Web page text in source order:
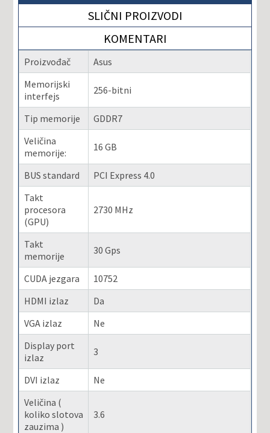
SLIČNI PROIZVODI
KOMENTARI
Proizvođač
Asus
Memorijski
interfejs
256-bitni
Tip memorije
GDDR7
Veličina
memorije:
16 GB
BUS standard
PCI Express 4.0
Takt
procesora
(GPU)
2730 MHz
Takt
memorije
30 Gps
CUDA jezgara
10752
HDMI izlaz
Da
VGA izlaz
Ne
Display port
izlaz
3
DVI izlaz
Ne
Veličina (
koliko slotova
zauzima )
3.6